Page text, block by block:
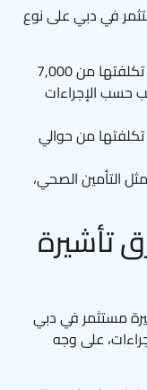
في دبي على نوع
تتراوح تكلفتها من 7,000
حسب حسب الإجراءات
تكلفتها من حوالي
التأمين الصحي،
تأشيرة
مستثمر في دبي
على وجه